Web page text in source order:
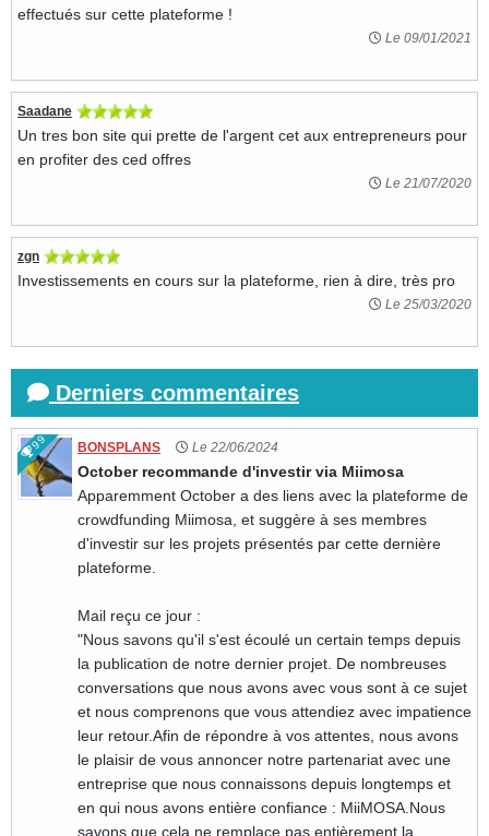
effectués sur cette plateforme !
Le 09/01/2021
Saadane
Un tres bon site qui prette de l'argent cet aux entrepreneurs pour
en profiter des ced offres
Le 21/07/2020
zgn
Investissements en cours sur la plateforme, rien à dire, très pro
Le 25/03/2020
Derniers commentaires
99 BONSPLANS Le 22/06/2024
October recommande d'investir via Miimosa
Apparemment October a des liens avec la plateforme de
crowdfunding Miimosa, et suggère à ses membres
d'investir sur les projets présentés par cette dernière
plateforme.
Mail reçu ce jour :
"Nous savons qu'il s'est écoulé un certain temps depuis
la publication de notre dernier projet. De nombreuses
conversations que nous avons avec vous sont à ce sujet
et nous comprenons que vous attendiez avec impatience
leur retour.Afin de répondre à vos attentes, nous avons
le plaisir de vous annoncer notre partenariat avec une
entreprise que nous connaissons depuis longtemps et
en qui nous avons entière confiance : MiiMOSA.Nous
savons que cela ne remplace pas entièrement la